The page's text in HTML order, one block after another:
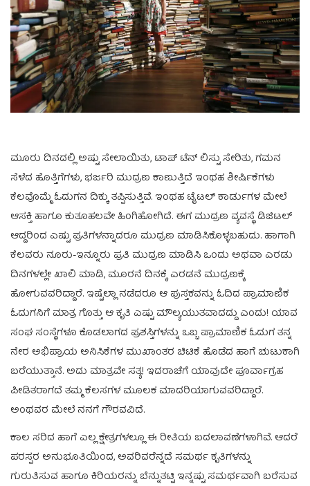
ಮೂರು ದಿನದಲ್ಲಿ ಅಷ್ಟು ಸೇಲಾಯಿತು, ಟಾಪ್ ಟೆನ್ ಲಿಸ್ಟು ಸೇರಿತು, ಗಮನ
ಸೆಳೆದ ಹೊತ್ತಿಗೆಗಳು, ಭರ್ಜರಿ ಮುದ್ರಣ ಕಾಣುತ್ತಿದೆ ಇಂಥಹ ಶೀರ್ಷಿಕೆಗಳು
ಕೆಲವೊಮ್ಮೆ ಓದುಗನ ದಿಕ್ಕು ತಪ್ಪಿಸುತ್ತಿವೆ. ಇಂಥಹ ಟೈಟಲ್ ಕಾರ್ಡುಗಳ ಮೇಲೆ
ಆಸಕ್ತಿ ಹಾಗೂ ಕುತೂಹಲವೇ ಹಿಂಗಿಹೋಗಿದೆ. ಈಗ ಮುದ್ರಣ ವ್ಯವಸ್ಥೆ ಡಿಜಿಟಲ್
ಆದ್ದರಿಂದ ಎಷ್ಟು ಪ್ರತಿಗಳನ್ನಾದರೂ ಮುದ್ರಣ ಮಾಡಿಸಿಕೊಳ್ಳಬಹುದು. ಹಾಗಾಗಿ
ಕೆಲವರು ನೂರು-ಇನ್ನೂರು ಪ್ರತಿ ಮುದ್ರಣ ಮಾಡಿಸಿ ಒಂದು ಅಥವಾ ಎರಡು
ದಿನಗಳಲ್ಲೇ ಖಾಲಿ ಮಾಡಿ, ಮೂರನೆ ದಿನಕ್ಕೆ ಎರಡನೆ ಮುದ್ರಣಕ್ಕೆ
ಹೋಗುವವರಿದ್ದಾರೆ. ಇಷ್ಟೆಲ್ಲಾ ನಡೆದರೂ ಆ ಪುಸ್ತಕವನ್ನು ಓದಿದ ಪ್ರಾಮಾಣಿಕ
ಓದುಗನಿಗೆ ಮಾತ್ರ ಗೊತ್ತು ಆ ಕೃತಿ ಎಷ್ಟು ಮೌಲ್ಯಯುತವಾದದ್ದು ಎಂದು! ಯಾವ
ಸಂಘ ಸಂಸ್ಥೆಗಳೂ ಕೊಡಲಾಗದ ಪ್ರಶಸ್ತಿಗಳನ್ನು ಒಬ್ಬ ಪ್ರಾಮಾಣಿಕ ಓದುಗ ತನ್ನ
ನೇರ ಅಭಿಪ್ರಾಯ ಅನಿಸಿಕೆಗಳ ಮುಖಾಂತರ ಚಿಟಿಕೆ ಹೊಡೆದ ಹಾಗೆ ಚುಟುಕಾಗಿ
ಬರೆಯುತ್ತಾನೆ. ಅದು ಮಾತ್ರವೇ ಸತ್ಯ! ಇದರಾಚೆಗೆ ಯಾವುದೇ ಪೂರ್ವಾಗ್ರಹ
ಪೀಡಿತರಾಗದೆ ತಮ್ಮ ಕೆಲಸಗಳ ಮೂಲಕ ಮಾದರಿಯಾಗುವವರಿದ್ದಾರೆ.
ಅಂಥವರ ಮೇಲೆ ನನಗೆ ಗೌರವವಿದೆ.
ಕಾಲ ಸರಿದ ಹಾಗೆ ಎಲ್ಲ ಕ್ಷೇತ್ರಗಳಲ್ಲೂ ಈ ರೀತಿಯ ಬದಲಾವಣೆಗಳಾಗಿವೆ. ಆದರೆ
ಪರಸ್ಪರ ಅನುಭೂತಿಯಿಂದ, ಅವರಿವರೆನ್ನದೆ ಸಮರ್ಥ ಕೃತಿಗಳನ್ನು
ಗುರುತಿಸುವ ಹಾಗೂ ಕಿರಿಯರನ್ನು ಬೆನ್ನುತಟ್ಟಿ ಇನ್ನಷ್ಟು ಸಮರ್ಥವಾಗಿ ಬರೆಸುವ